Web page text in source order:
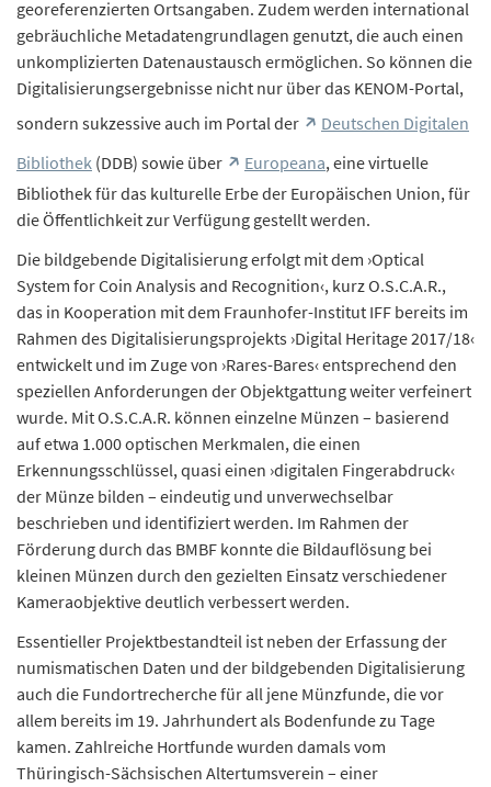
georeferenzierten Ortsangaben. Zudem werden international
gebräuchliche Metadatengrundlagen genutzt, die auch einen
unkomplizierten Datenaustausch ermöglichen. So können die
Digitalisierungsergebnisse nicht nur über das KENOM-Portal,
sondern sukzessive auch im Portal der
Deutschen Digitalen
Bibliothek (DDB) sowie über Europeana, eine virtuelle
Bibliothek für das kulturelle Erbe der Europäischen Union, für
die Öffentlichkeit zur Verfügung gestellt werden.
Die bildgebende Digitalisierung erfolgt mit dem ›Optical
System for Coin Analysis and Recognition‹, kurz O.S.C.A.R.,
das in Kooperation mit dem Fraunhofer-Institut IFF bereits im
Rahmen des Digitalisierungsprojekts ›Digital Heritage 2017/18‹
entwickelt und im Zuge von ›Rares-Bares‹ entsprechend den
speziellen Anforderungen der Objektgattung weiter verfeinert
wurde. Mit O.S.C.A.R. können einzelne Münzen – basierend
auf etwa 1.000 optischen Merkmalen, die einen
Erkennungsschlüssel, quasi einen ›digitalen Fingerabdruck‹
der Münze bilden – eindeutig und unverwechselbar
beschrieben und identifiziert werden. Im Rahmen der
Förderung durch das BMBF konnte die Bildauflösung bei
kleinen Münzen durch den gezielten Einsatz verschiedener
Kameraobjektive deutlich verbessert werden.
Essentieller Projektbestandteil ist neben der Erfassung der
numismatischen Daten und der bildgebenden Digitalisierung
auch die Fundortrecherche für all jene Münzfunde, die vor
allem bereits im 19. Jahrhundert als Bodenfunde zu Tage
kamen. Zahlreiche Hortfunde wurden damals vom
Thüringisch-Sächsischen Altertumsverein – einer